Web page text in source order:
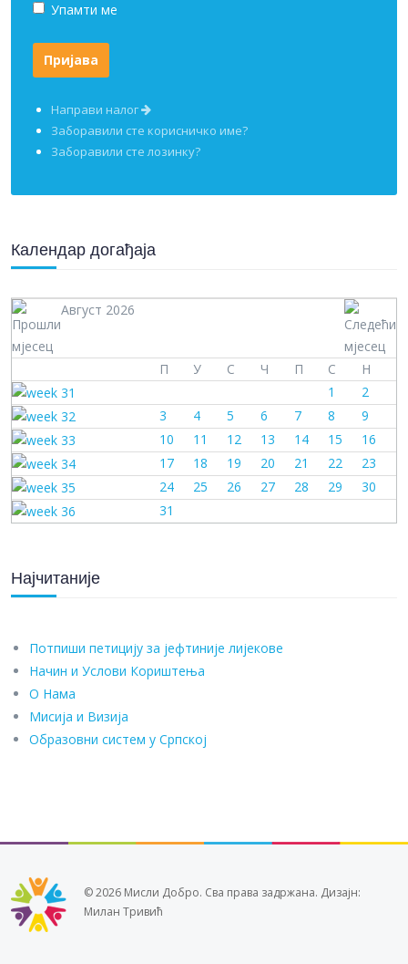
Упамти ме
Направи налог
Заборавили сте корисничко име?
Заборавили сте лозинку?
Календар догађаја
Август 2026
П У С Ч П С
Н
1
2
3
4 5 6 7 8
9
10
11 12 13 14 15
16
17
18 19 20 21 22
23
24
25 26 27 28 29
30
31
Најчитаније
Потпиши петицију за јефтиније лијекове
Начин и Услови Кориштења
О Нама
Мисија и Визија
Образовни систем у Српској
© 2026 Мисли Добро. Сва права задржана. Дизајн:
Милан Тривић